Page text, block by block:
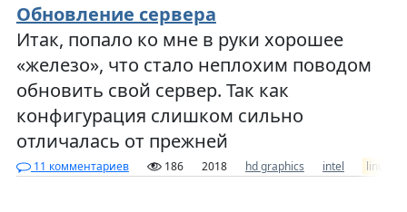
Обновление сервера
Итак, попало ко мне в руки хорошее
«железо», что стало неплохим поводом
обновить свой сервер. Так как
конфигурация слишком сильно
отличалась от прежней
11 комментариев 186 2018 hd graphics intel linux